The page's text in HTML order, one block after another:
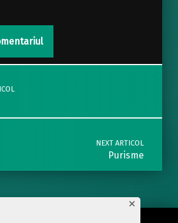
✕
NEXT ARTICOL
Purisme